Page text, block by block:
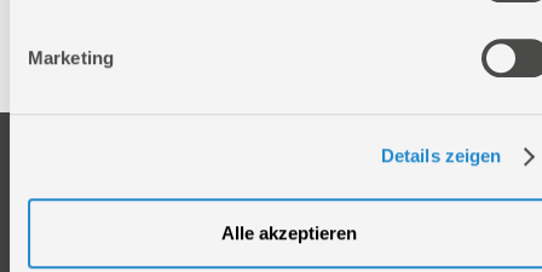
Marketing
Details zeigen
Alle akzeptieren
Telefax: +49 (0)7904-70051999
Reparaturauftrag/Reklamation